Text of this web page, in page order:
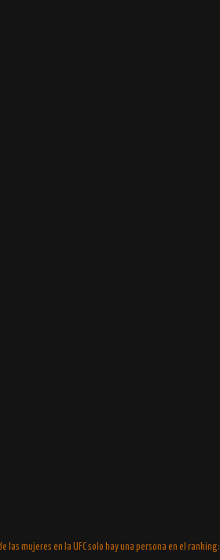
las mujeres en la UFC solo hay una persona en el ranking: